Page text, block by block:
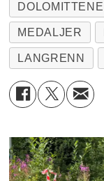
DOLOMITTENE
MEDALJER
LANGRENN